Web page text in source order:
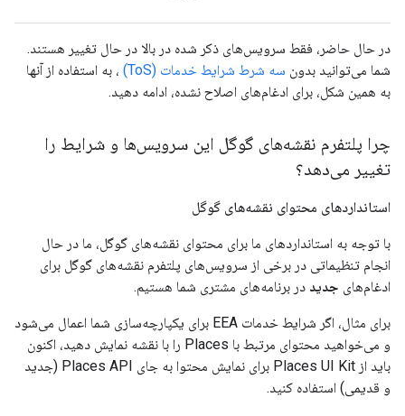
در حال حاضر، فقط سرویس‌های ذکر شده در بالا در حال تغییر هستند.
شما می‌توانید بدون سه شرط شرایط خدمات (ToS)
، به استفاده از آنها
به همین شکل، برای ادغام‌های اصلاح نشده، ادامه دهید.
چرا پلتفرم نقشه‌های گوگل این سرویس‌ها و شرایط را
تغییر می‌دهد؟
استانداردهای محتوای نقشه‌های گوگل
با توجه به استانداردهای ما برای محتوای نقشه‌های گوگل، ما در حال
انجام تنظیماتی در برخی از سرویس‌های پلتفرم نقشه‌های گوگل برای
ادغام‌های جدید در برنامه‌های مشتری شما هستیم.
برای مثال، اگر شرایط خدمات EEA برای یکپارچه‌سازی شما اعمال می‌شود
و می‌خواهید محتوای مرتبط با Places را با نقشه نمایش دهید، اکنون
باید از Places UI Kit برای نمایش محتوا به جای Places API (جدید
و قدیمی) استفاده کنید.